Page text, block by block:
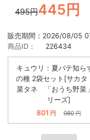
495円445円
販売期間：2026/08/05
商品ID：
226434
キュウリ：夏バテ知
の種 2袋セット[サカ
菜タネ 「おうち野菜
リーズ]
801 円 980円